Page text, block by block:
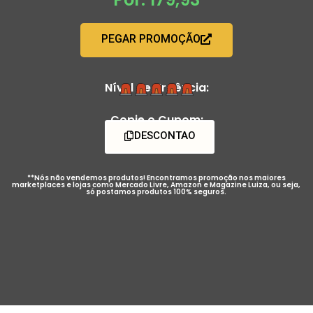
PEGAR PROMOÇÃO
Nível de Urgência:
Copie o Cupom:
DESCONTAO
**Nós não vendemos produtos! Encontramos promoção nos maiores
marketplaces e lojas como Mercado Livre, Amazon e Magazine Luiza, ou seja,
só postamos produtos 100% seguros.